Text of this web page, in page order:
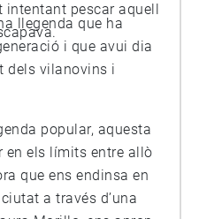
intentant pescar aquell
llegenda que ha
i que avui dia
dels vilanovins i
popular, aquesta
en els límits entre allò
que ens endinsa en
a través d’una